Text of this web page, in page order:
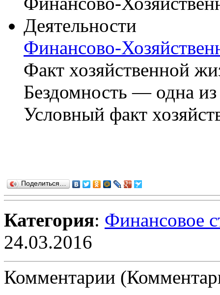
Финансово-
Факт хозяйственной
Бездомность — одна
Условный факт
Поделиться…
Категория: Финансовое
24.03.2016
Комментарии